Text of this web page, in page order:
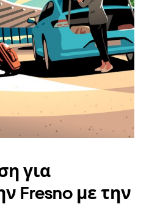
για
Fresno με την